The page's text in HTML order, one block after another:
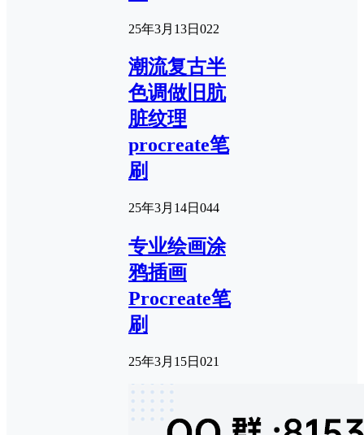
25年3月13日 022
潮流复古半
色调做旧肮
脏纹理
procreate笔
刷
25年3月14日 044
专业绘画涂
鸦插画
Procreate笔
刷
25年3月15日 021